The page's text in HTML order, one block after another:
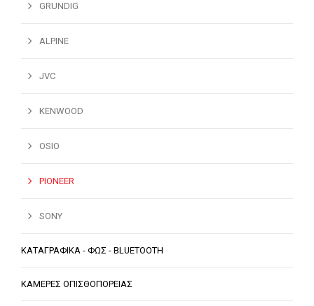
GRUNDIG
ALPINE
JVC
KENWOOD
OSIO
PIONEER
SONY
ΚΑΤΑΓΡΑΦΙΚΑ - ΦΩΣ - BLUETOOTH
ΚΑΜΕΡΕΣ ΟΠΙΣΘΟΠΟΡΕΙΑΣ